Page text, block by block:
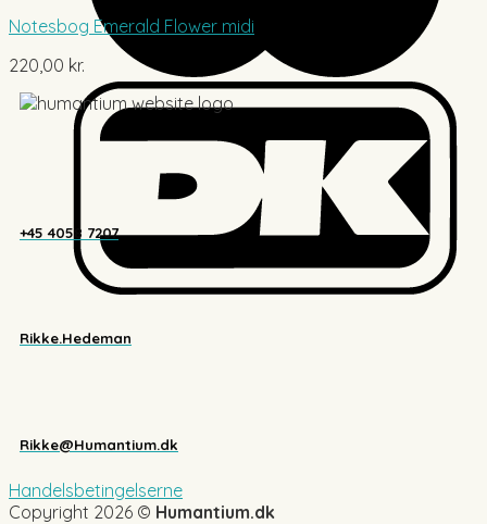
Notesbog Emerald Flower midi
220,00 kr.
+45 4058 7207
Rikke.Hedeman
Rikke@Humantium.dk
Handelsbetingelserne
Copyright 2026 © Humantium.dk